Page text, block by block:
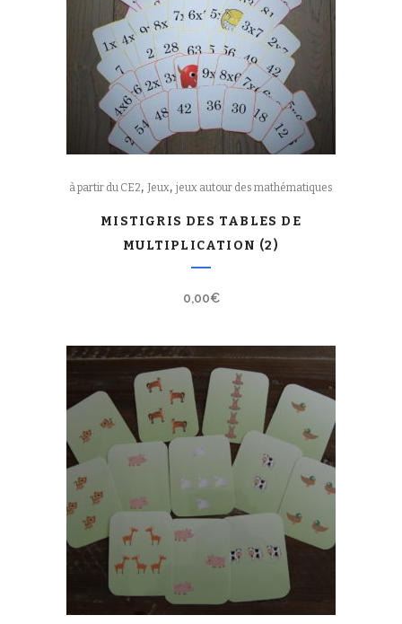
à partir du CE2, Jeux, jeux autour des mathématiques
MISTIGRIS DES TABLES DE
MULTIPLICATION (2)
0,00€